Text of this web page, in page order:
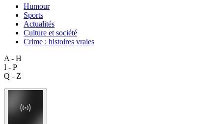
Humour
Sports
Actualités
Culture et société
Crime : histoires vraies
A - H
I - P
Q - Z